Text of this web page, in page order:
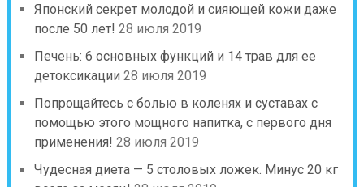
Японский секрет молодой и сияющей кожи даже
после 50 лет! 28 июля 2019
Печень: 6 основных функций и 14 трав для ее
детоксикации 28 июля 2019
Попрощайтесь с болью в коленях и суставах с
помощью этого мощного напитка, с первого дня
применения! 28 июля 2019
Чудесная диета — 5 столовых ложек. Минус 20 кг